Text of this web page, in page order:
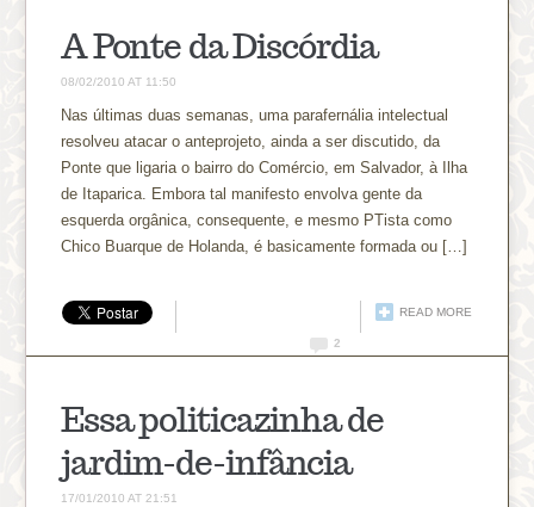
A Ponte da Discórdia
08/02/2010 AT 11:50
Nas últimas duas semanas, uma parafernália intelectual
resolveu atacar o anteprojeto, ainda a ser discutido, da
Ponte que ligaria o bairro do Comércio, em Salvador, à Ilha
de Itaparica. Embora tal manifesto envolva gente da
esquerda orgânica, consequente, e mesmo PTista como
Chico Buarque de Holanda, é basicamente formada ou […]
READ MORE
2
Essa politicazinha de
jardim-de-infância
17/01/2010 AT 21:51